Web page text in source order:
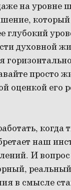
на уровне
глубокий
духовной
просто
оценкой
наш
И
в смысле